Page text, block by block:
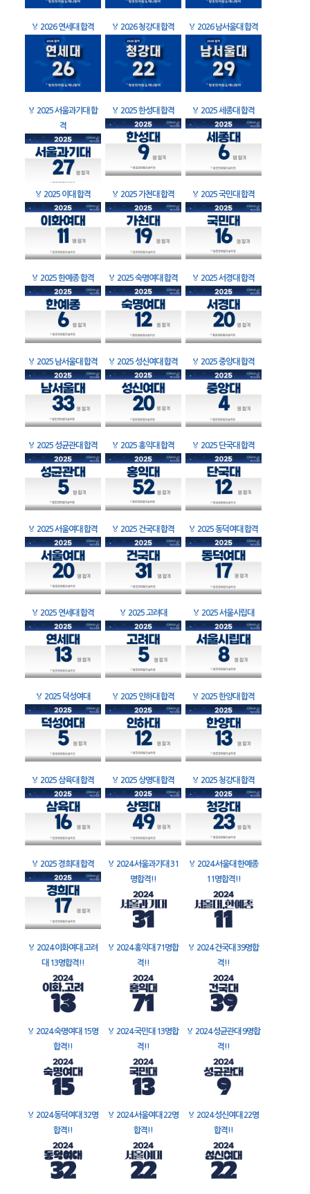
🏅 2026 연세대 합격 🏅 2026 청강대 합격 🏅 2026 남서울대 합격
🏅 2025 서울과기대 합
격
🏅 2025 한성대 합격 🏅 2025 세종대 합격
🏅 2025 이대 합격 🏅 2025 가천대 합격 🏅 2025 국민대 합격
🏅 2025 한예종 합격 🏅 2025 숙명여대 합격 🏅 2025 서경대 합격
🏅 2025 남서울대 합격 🏅 2025 성신여대 합격 🏅 2025 중앙대 합격
🏅 2025 성균관대 합격 🏅 2025 홍익대 합격 🏅 2025 단국대 합격
🏅 2025 서울여대 합격 🏅 2025 건국대 합격 🏅 2025 동덕여대 합격
🏅 2025 연세대 합격 🏅 2025 고려대 🏅 2025 서울시립대
🏅 2025 덕성여대 🏅 2025 인하대 합격 🏅 2025 한양대 합격
🏅 2025 삼육대 합격 🏅 2025 상명대 합격 🏅 2025 청강대 합격
🏅 2025 경희대 합격 🏅 2024 서울과기대 31
명합격!!
🏅 2024 서울대 한예종
11명합격!!
🏅 2024 이화여대 고려
대 13명합격!!
🏅 2024 홍익대 71명합
격!!
🏅 2024 건국대 39명합
격!!
🏅 2024 숙명여대 15명
합격!!
🏅 2024 국민대 13명합
격!!
🏅 2024 성균관대 9명합
격!!
🏅 2024 동덕여대 32명
합격!!
🏅 2024 서울여대 22명
합격!!
🏅 2024 성신여대 22명
합격!!